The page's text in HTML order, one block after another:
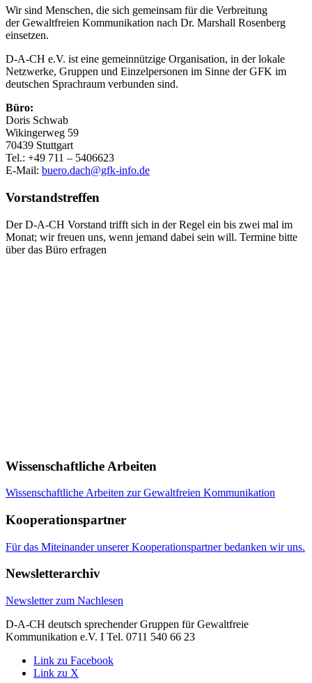
Wir sind Menschen, die sich gemeinsam für die Verbreitung
der Gewaltfreien Kommunikation nach Dr. Marshall Rosenberg
einsetzen.
D-A-CH e.V. ist eine gemeinnützige Organisation, in der lokale
Netzwerke, Gruppen und Einzelpersonen im Sinne der GFK im
deutschen Sprachraum verbunden sind.
Büro:
Doris Schwab
Wikingerweg 59
70439 Stuttgart
Tel.: +49 711 – 5406623
E-Mail: buero.dach@gfk-info.de
Vorstandstreffen
Der D-A-CH Vorstand trifft sich in der Regel ein bis zwei mal im
Monat; wir freuen uns, wenn jemand dabei sein will. Termine bitte
über das Büro erfragen
Wissenschaftliche Arbeiten
Wissenschaftliche Arbeiten zur Gewaltfreien Kommunikation
Kooperationspartner
Für das Miteinander unserer Kooperationspartner bedanken wir uns.
Newsletterarchiv
Newsletter zum Nachlesen
D-A-CH deutsch sprechender Gruppen für Gewaltfreie
Kommunikation e.V. I Tel. 0711 540 66 23
Link zu Facebook
Link zu X